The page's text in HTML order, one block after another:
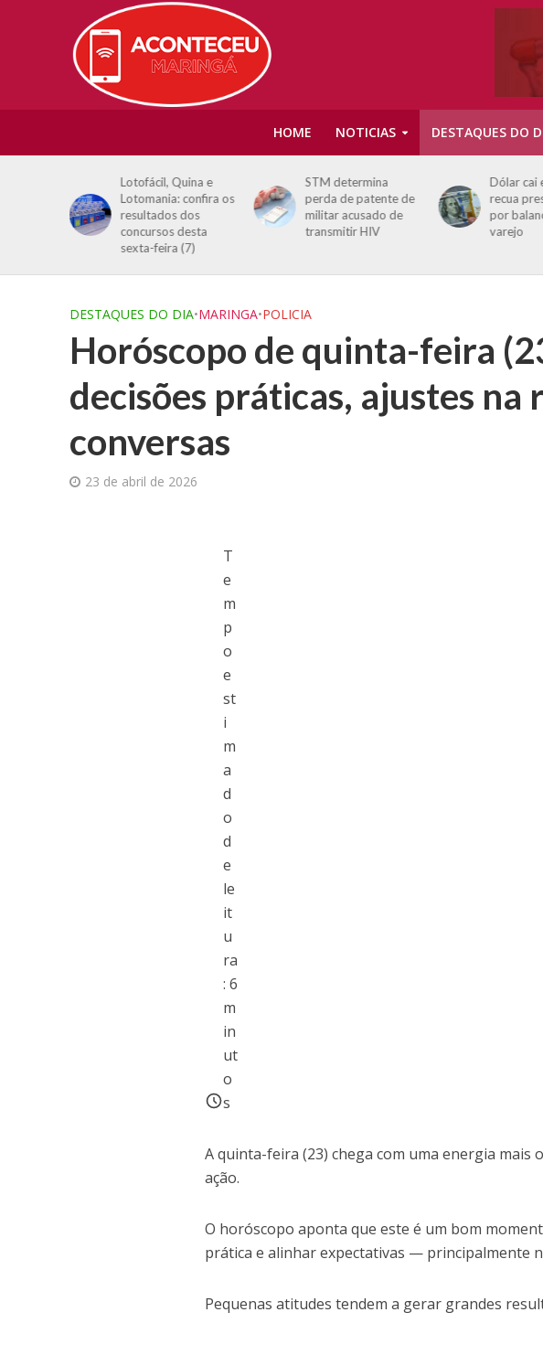
HOME NOTICIAS DESTAQUES DO
Lotofácil, Quina e
Lotomania: confira os
resultados dos
concursos desta
sexta-feira (7)
STM determina
perda de patente de
militar acusado de
transmitir HIV
Dólar cai
recua
por
varejo
DESTAQUES DO DIA•MARINGA•POLICIA
Horóscopo de quinta-feira
decisões práticas, ajustes na
conversas
23 de abril de 2026
T
e
m
p
o
e
st
i
m
a
d
o
d
e
le
it
u
ra
:6
m
in
ut
o
s
A quinta-feira (23) chega com uma energia mais
ação.
O horóscopo aponta que este é um bom
prática e alinhar expectativas — principalmente
Pequenas atitudes tendem a gerar grandes